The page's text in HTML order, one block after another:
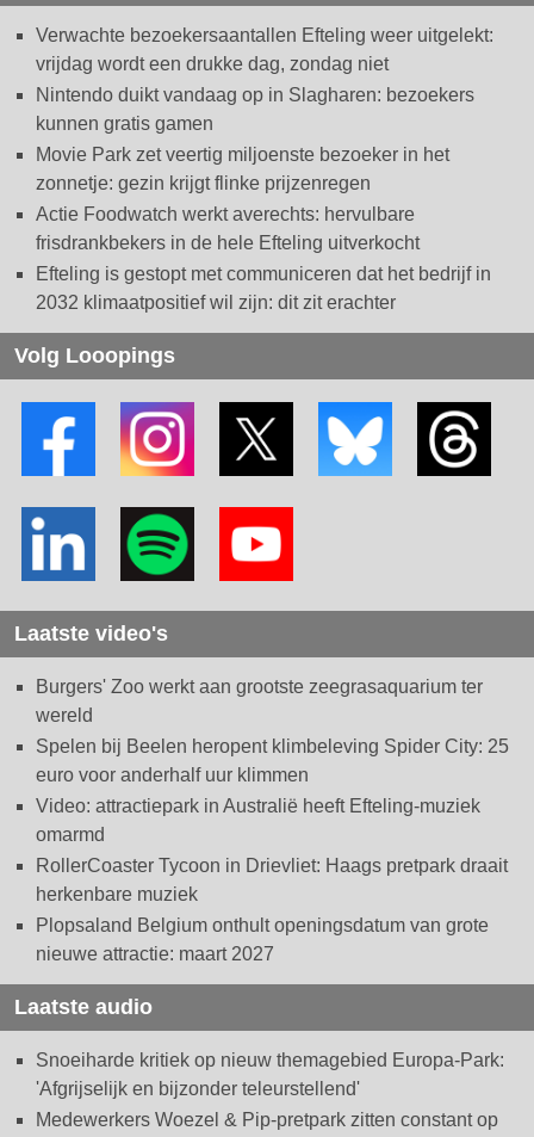
Verwachte bezoekersaantallen Efteling weer uitgelekt:
vrijdag wordt een drukke dag, zondag niet
Nintendo duikt vandaag op in Slagharen: bezoekers
kunnen gratis gamen
Movie Park zet veertig miljoenste bezoeker in het
zonnetje: gezin krijgt flinke prijzenregen
Actie Foodwatch werkt averechts: hervulbare
frisdrankbekers in de hele Efteling uitverkocht
Efteling is gestopt met communiceren dat het bedrijf in
2032 klimaatpositief wil zijn: dit zit erachter
Volg Looopings
Laatste video's
Burgers' Zoo werkt aan grootste zeegrasaquarium ter
wereld
Spelen bij Beelen heropent klimbeleving Spider City: 25
euro voor anderhalf uur klimmen
Video: attractiepark in Australië heeft Efteling-muziek
omarmd
RollerCoaster Tycoon in Drievliet: Haags pretpark draait
herkenbare muziek
Plopsaland Belgium onthult openingsdatum van grote
nieuwe attractie: maart 2027
Laatste audio
Snoeiharde kritiek op nieuw themagebied Europa-Park:
'Afgrijselijk en bijzonder teleurstellend'
Medewerkers Woezel & Pip-pretpark zitten constant op